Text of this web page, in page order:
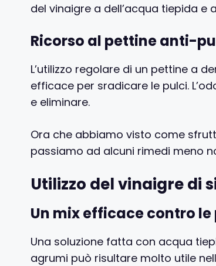
del vinaigre a dell’acqua tiepida
Ricorso al pettine anti-
L’utilizzo regolare di un pettine a
efficace per sradicare le pulci.
e eliminare.
Ora che abbiamo visto come
passiamo ad alcuni rimedi meno
Utilizzo del vinaigre di
Un mix efficace contro le
Una soluzione fatta con acqua
agrumi può risultare molto utile